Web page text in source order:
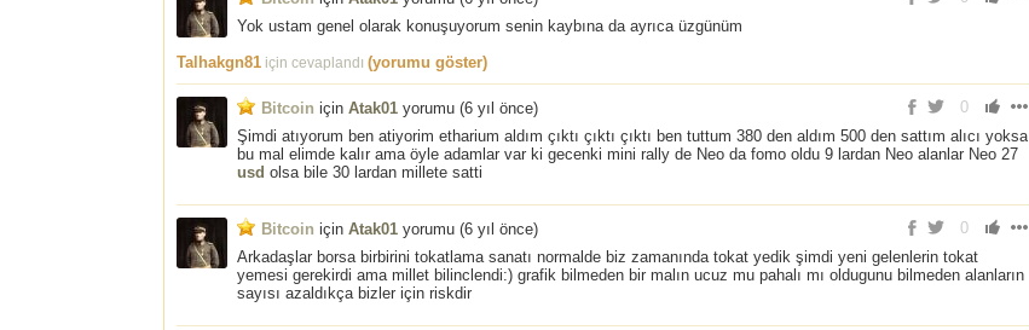
Yok ustam genel olarak konuşuyorum senin kaybına da ayrıca üzgünüm
Talhakgn81 için cevaplandı (yorumu göster)
0
Bitcoin için Atak01 yorumu (6 yıl önce)
Şimdi atıyorum ben atiyorim etharium aldım çıktı çıktı çıktı ben tuttum 380 den aldım 500 den sattım alıcı yoksa
bu mal elimde kalır ama öyle adamlar var ki gecenki mini rally de Neo da fomo oldu 9 lardan Neo alanlar Neo 27
usd olsa bile 30 lardan millete satti
0
Bitcoin için Atak01 yorumu (6 yıl önce)
Arkadaşlar borsa birbirini tokatlama sanatı normalde biz zamanında tokat yedik şimdi yeni gelenlerin tokat
yemesi gerekirdi ama millet bilinclendi:) grafik bilmeden bir malın ucuz mu pahalı mı oldugunu bilmeden alanların
sayısı azaldıkça bizler için riskdir